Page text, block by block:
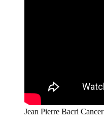
Jean Pierre Bacri Cancer